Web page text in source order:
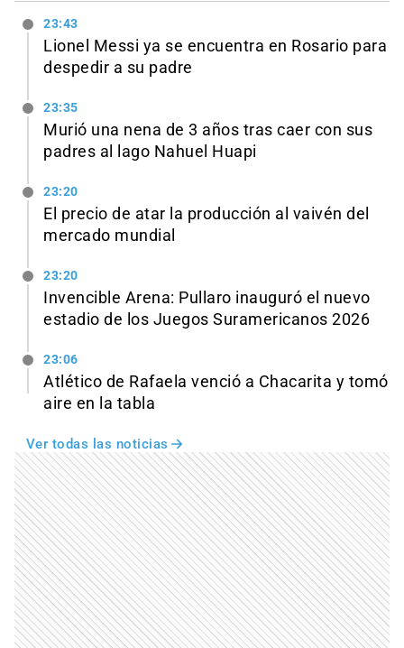
23:43
Lionel Messi ya se encuentra en Rosario para
despedir a su padre
23:35
Murió una nena de 3 años tras caer con sus
padres al lago Nahuel Huapi
23:20
El precio de atar la producción al vaivén del
mercado mundial
23:20
Invencible Arena: Pullaro inauguró el nuevo
estadio de los Juegos Suramericanos 2026
23:06
Atlético de Rafaela venció a Chacarita y tomó
aire en la tabla
Ver todas las noticias